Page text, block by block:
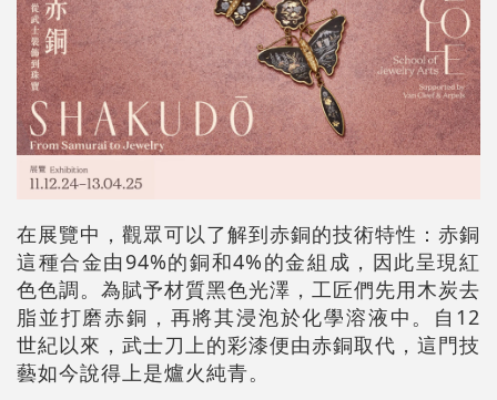
在展覽中，觀眾可以了解到赤銅的技術特性：赤銅
這種合金由94%的銅和4%的金組成，因此呈現紅
色色調。為賦予材質黑色光澤，工匠們先用木炭去
脂並打磨赤銅，再將其浸泡於化學溶液中。自12
世紀以來，武士刀上的彩漆便由赤銅取代，這門技
藝如今說得上是爐火純青。